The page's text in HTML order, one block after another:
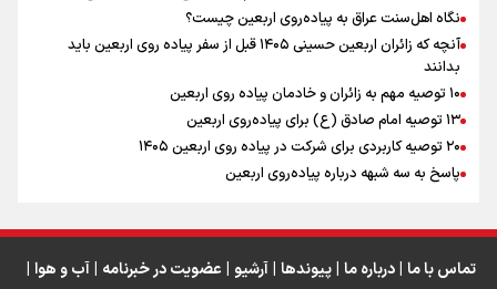
اینفو برنا / جدول کامل فاصله مرز شلمچه تا شهرهای زیارتی
عراق
نگاه اهل‌سنت عراق به پیاده‌روی اربعین چیست؟
آنچه که زائران اربعین حسینی ۱۴۰۵ قبل از سفر پیاده روی اربعین باید
بدانند
۱۰ توصیه مهم به زائران و خادمان پیاده روی اربعین
۱۳ توصیه امام صادق (ع) برای پیاده‌روی اربعین
۲۰ توصیه کاربردی برای شرکت در پیاده روی اربعین ۱۴۰۵
پاسخ به سه‌ شبهه درباره پیاده‌روی اربعین
تماس با ما | درباره ما | پیوندها | آرشیو | عضویت در خبرنامه | آب و هوا |